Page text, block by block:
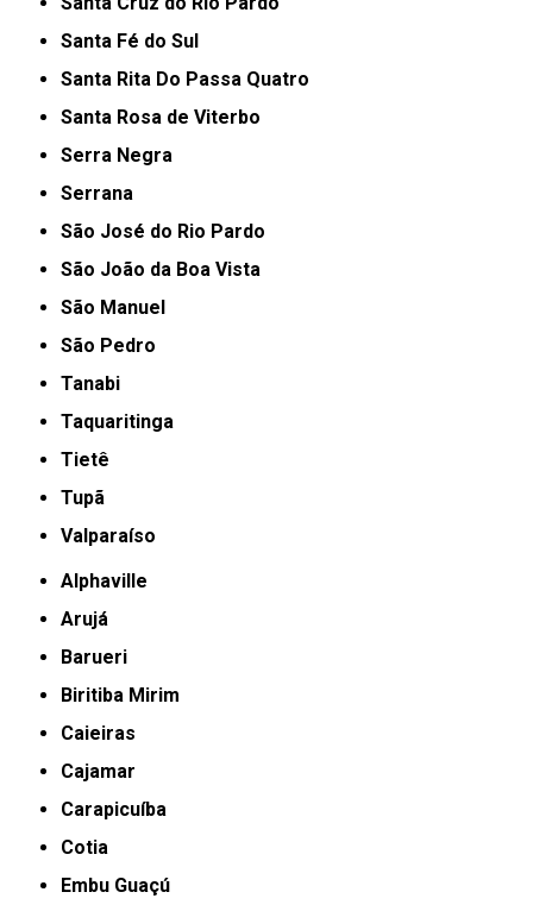
Santa Fé do Sul
Santa Rita Do Passa Quatro
Santa Rosa de Viterbo
Serra Negra
Serrana
São José do Rio Pardo
São João da Boa Vista
São Manuel
São Pedro
Tanabi
Taquaritinga
Tietê
Tupã
Valparaíso
Alphaville
Arujá
Barueri
Biritiba Mirim
Caieiras
Cajamar
Carapicuíba
Cotia
Embu Guaçú